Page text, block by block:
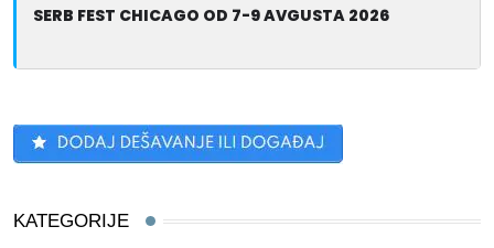
SERB FEST CHICAGO OD 7-9 AVGUSTA 2026
KATEGORIJE